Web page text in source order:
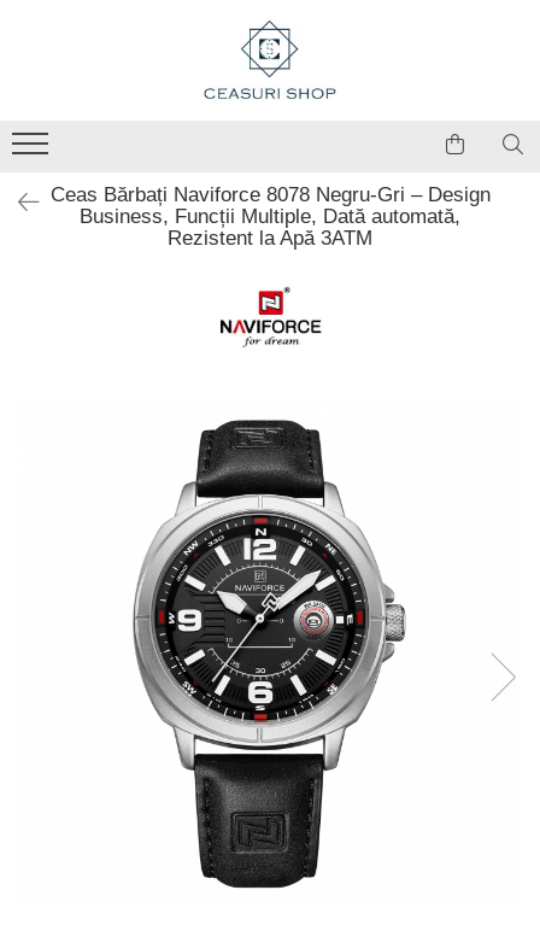
Ceas Bărbați Naviforce 8078 Negru-Gri – Design
Business, Funcții Multiple, Dată automată,
Rezistent la Apă 3ATM